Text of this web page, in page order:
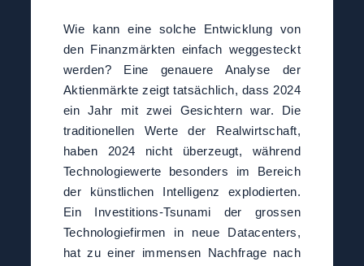
Wie kann eine solche Entwicklung von
den Finanzmärkten einfach weggesteckt
werden? Eine genauere Analyse der
Aktienmärkte zeigt tatsächlich, dass 2024
ein Jahr mit zwei Gesichtern war. Die
traditionellen Werte der Realwirtschaft,
haben 2024 nicht überzeugt, während
Technologiewerte besonders im Bereich
der künstlichen Intelligenz explodierten.
Ein Investitions-Tsunami der grossen
Technologiefirmen in neue Datacenters,
hat zu einer immensen Nachfrage nach